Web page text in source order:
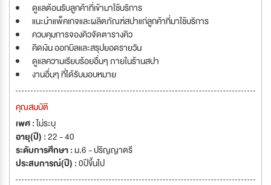
ดูแลต้อนรับลูกค้าที่เข้ามาใช้บริการ
แนะนำแพ็คเกจและผลิตภัณฑ์สปาแก่ลูกค้าที่มาใช้บริการ
ควบคุมการจองคิวจัดตารางคิว
คิดเงิน ออกบิลและสรุปยอดรายวัน
ดูแลความเรียบร้อยอื่นๆ ภายในร้านสปา
งานอื่นๆ ที่ได้รับมอบหมาย
คุณสมบัติ
เพศ :ไม่ระบุ
อายุ(ปี) :22 - 40
ระดับการศึกษา :ม.6 - ปริญญาตรี
ประสบการณ์(ปี) :0ปีขึ้นไป